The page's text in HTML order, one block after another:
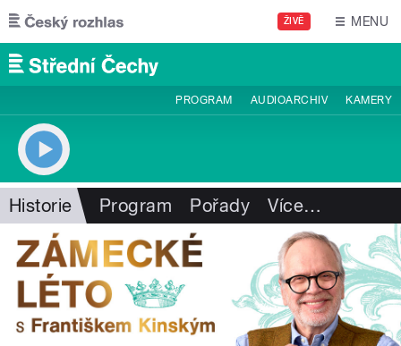
Přejít k hlavnímu obsahu
ŽIVĚ MENU
PROGRAM AUDIOARCHIV KAMERY
Historie Program Pořady Více…